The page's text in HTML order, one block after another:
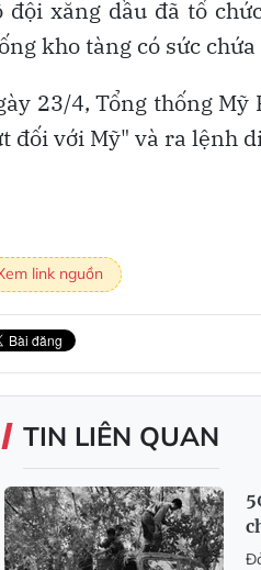
đội xăng dầu đã tổ
kho tàng có sức
23/4, Tổng thống
đối với Mỹ" và ra lệnh
link nguồn
TIN LIÊN QUAN